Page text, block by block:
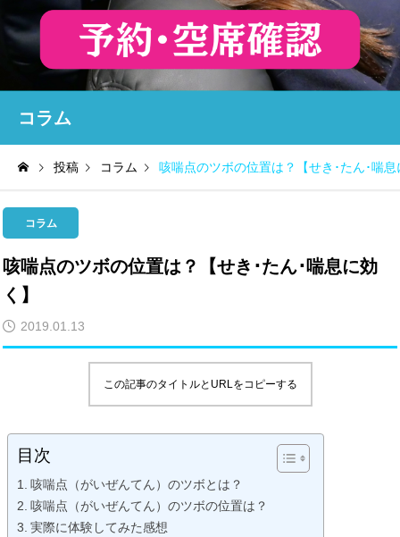
コラム
投稿 コラム 咳喘点のツボの位置は？【せき･たん･喘息
コラム
咳喘点のツボの位置は？【せき･たん･喘息に効
く】
2019.01.13
この記事のタイトルとURLをコピーする
目次
咳喘点（がいぜんてん）のツボとは？
咳喘点（がいぜんてん）のツボの位置は？
実際に体験してみた感想